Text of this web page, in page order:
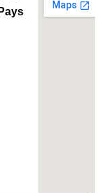
Pays